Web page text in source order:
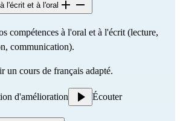
l'écrit et à l'oral
compétences à l'oral et à l'écrit (lecture,
communication).
un cours de français adapté.
d'amélioration Écouter